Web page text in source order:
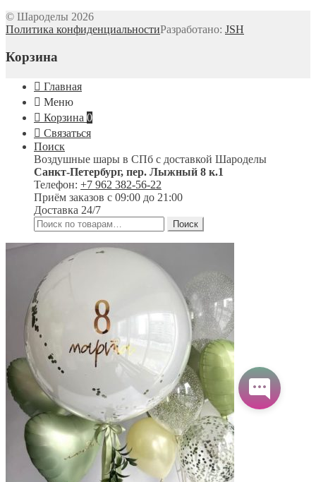
© Шароделы 2026
Политика конфиденциальностиРазработано: JSH
Корзина
Главная
Меню
Корзина 0
Связаться
Поиск
Воздушные шары в СПб с доставкой Шароделы
Санкт-Петербург, пер. Лыжный 8 к.1
Телефон: +7 962 382-56-22
Приём заказов с 09:00 до 21:00
Доставка 24/7
Искать:
Поиск